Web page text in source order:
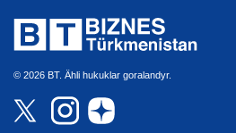
© 2026 BT. Ähli hukuklar goralandyr.